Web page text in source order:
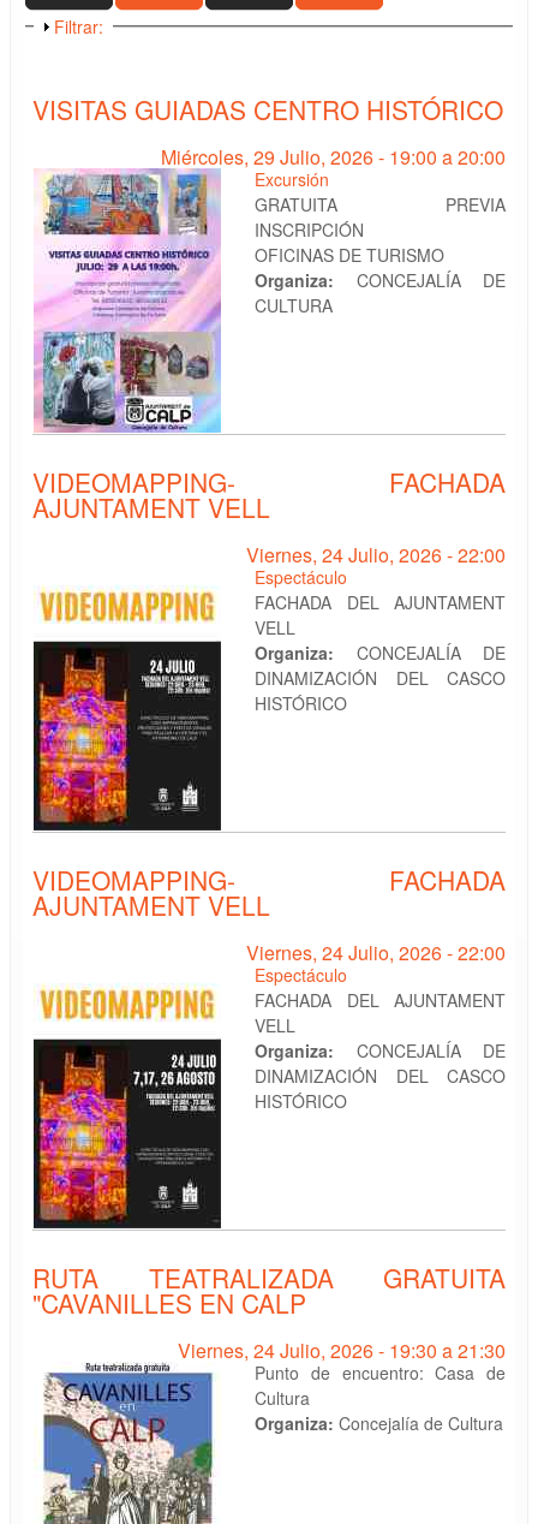
Mostrar
Filtrar:
VISITAS GUIADAS CENTRO HISTÓRICO
Miércoles, 29 Julio, 2026 - 19:00 a20:00
Excursión
GRATUITA PREVIA
INSCRIPCIÓN
OFICINAS DE TURISMO
Organiza: CONCEJALÍA DE
CULTURA
VIDEOMAPPING- FACHADA
AJUNTAMENT VELL
Viernes, 24 Julio, 2026 - 22:00
Espectáculo
FACHADA DEL AJUNTAMENT
VELL
Organiza: CONCEJALÍA DE
DINAMIZACIÓN DEL CASCO
HISTÓRICO
VIDEOMAPPING- FACHADA
AJUNTAMENT VELL
Viernes, 24 Julio, 2026 - 22:00
Espectáculo
FACHADA DEL AJUNTAMENT
VELL
Organiza: CONCEJALÍA DE
DINAMIZACIÓN DEL CASCO
HISTÓRICO
RUTA TEATRALIZADA GRATUITA
"CAVANILLES EN CALP
Viernes, 24 Julio, 2026 - 19:30 a21:30
Punto de encuentro: Casa de
Cultura
Organiza: Concejalía de Cultura